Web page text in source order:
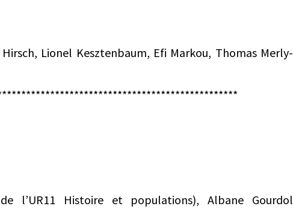
Lionel Kesztenbaum, Efi Markou, Thomas Merly-
l’UR11 Histoire et populations), Albane Gourdol